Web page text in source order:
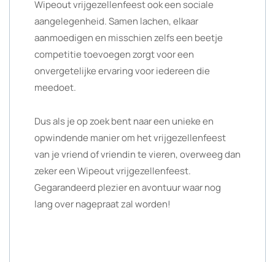
Wipeout vrijgezellenfeest ook een sociale
aangelegenheid. Samen lachen, elkaar
aanmoedigen en misschien zelfs een beetje
competitie toevoegen zorgt voor een
onvergetelijke ervaring voor iedereen die
meedoet.
Dus als je op zoek bent naar een unieke en
opwindende manier om het vrijgezellenfeest
van je vriend of vriendin te vieren, overweeg dan
zeker een Wipeout vrijgezellenfeest.
Gegarandeerd plezier en avontuur waar nog
lang over nagepraat zal worden!